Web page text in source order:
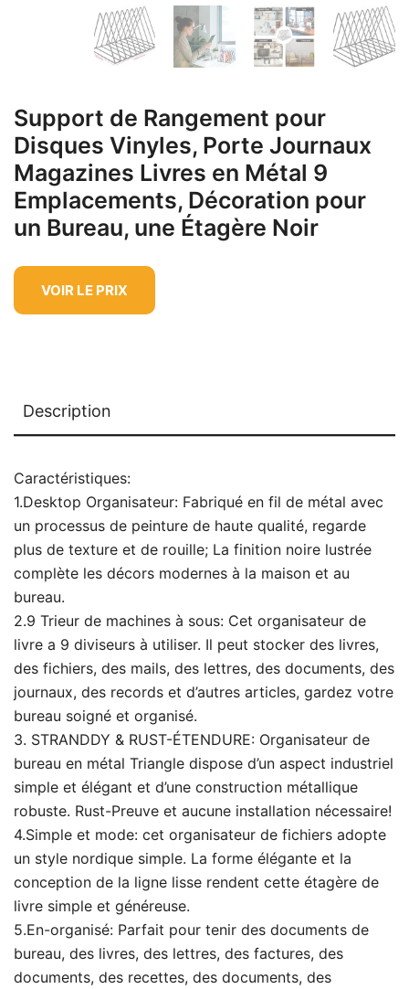
Support de Rangement pour
Disques Vinyles, Porte Journaux
Magazines Livres en Métal 9
Emplacements, Décoration pour
un Bureau, une Étagère Noir
VOIR LE PRIX
Description
Caractéristiques:
1.Desktop Organisateur: Fabriqué en fil de métal avec
un processus de peinture de haute qualité, regarde
plus de texture et de rouille; La finition noire lustrée
complète les décors modernes à la maison et au
bureau.
2.9 Trieur de machines à sous: Cet organisateur de
livre a 9 diviseurs à utiliser. Il peut stocker des livres,
des fichiers, des mails, des lettres, des documents, des
journaux, des records et d’autres articles, gardez votre
bureau soigné et organisé.
3. STRANDDY & RUST-ÉTENDURE: Organisateur de
bureau en métal Triangle dispose d’un aspect industriel
simple et élégant et d’une construction métallique
robuste. Rust-Preuve et aucune installation nécessaire!
4.Simple et mode: cet organisateur de fichiers adopte
un style nordique simple. La forme élégante et la
conception de la ligne lisse rendent cette étagère de
livre simple et généreuse.
5.En-organisé: Parfait pour tenir des documents de
bureau, des livres, des lettres, des factures, des
documents, des recettes, des documents, des